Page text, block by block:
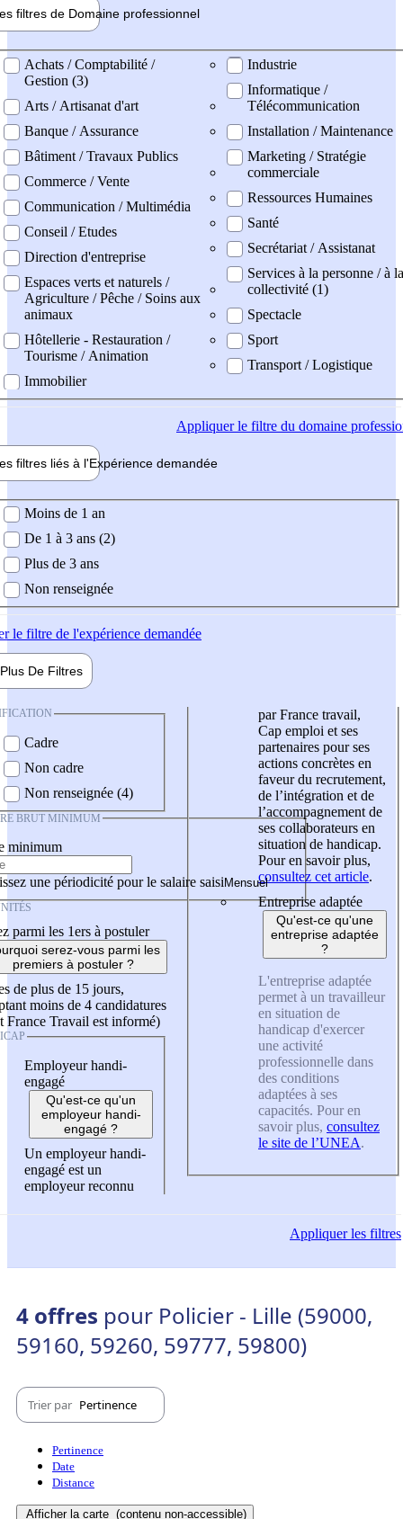
filtres de Domaine professionnel
professionel
Achats / Comptabilité /
Gestion (3)
Arts / Artisanat d'art
Banque / Assurance
Bâtiment / Travaux Publics
Commerce / Vente
Communication / Multimédia
Conseil / Etudes
Direction d'entreprise
Espaces verts et naturels /
Agriculture / Pêche / Soins aux
animaux
Hôtellerie - Restauration /
Tourisme / Animation
Immobilier
Industrie
Informatique /
Télécommunication
Installation / Maintenance
Marketing / Stratégie
commerciale
Ressources Humaines
Santé
Secrétariat / Assistanat
Services à la personne / à la
collectivité (1)
Spectacle
Sport
Transport / Logistique
Appliquerle filtre du domaine
filtres liés à l'Expérience demandée
demandée
Moins de 1 an
De 1 à 3 ans (2)
Plus de 3 ans
Non renseignée
le filtre de l'expérience demandée
Plus De Filtres
Cadre
Non cadre
Non renseignée (4)
BRUT MINIMUM
minimum
une périodicité pour le salaire saisi
parmi les 1ers à postuler
serez-vous parmi les
premiers à postuler ?
de plus de 15 jours,
moins de 4 candidatures
France Travail est informé)
Employeur handi-
engagé
Qu'est-ce qu'un
employeur handi-
engagé ?
Un employeur handi-
engagé est un
employeur reconnu
par France travail,
Cap emploi et ses
partenaires pour ses
actions concrètes en
faveur du recrutement,
de l’intégration et de
l’accompagnement de
ses collaborateurs en
situation de handicap.
Pour en savoir plus,
consultez cet article.
Entreprise adaptée
Qu'est-ce qu'une
entreprise adaptée
?
L'entreprise adaptée
permet à un travailleur
en situation de
handicap d'exercer
une activité
professionnelle dans
des conditions
adaptées à ses
capacités. Pour en
savoir plus, consultez
le site de l’UNEA.
Appliquerles filtres
4 offres pour Policier - Lille (59000,
59160, 59260, 59777, 59800)
Trier par Pertinence
Pertinence
Date
Distance
Afficher la carte (contenu non-accessible)